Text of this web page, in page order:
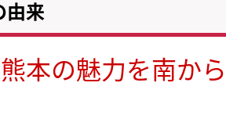
由来
本の魅力を南か